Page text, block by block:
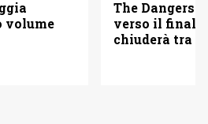
volume
The Dangers
verso il
chiuderà tra